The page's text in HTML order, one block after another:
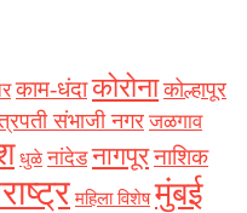
काम-धंदाकोरोना कोल्हापूर
संभाजी नगर जळगाव
धुळे नांदेड नागपूरनाशिक
महिला विशेष मुंबई